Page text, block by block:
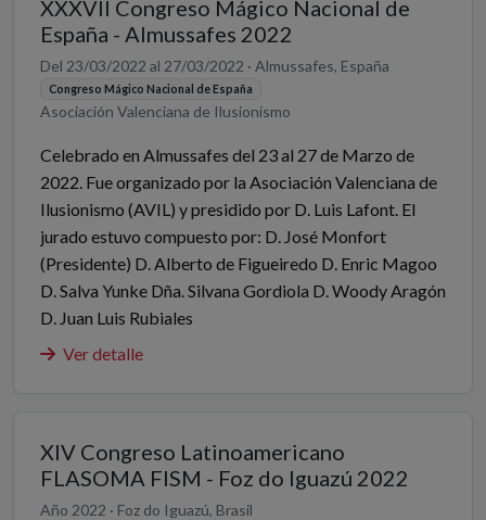
XXXVII Congreso Mágico Nacional de
España - Almussafes 2022
Del 23/03/2022 al 27/03/2022 · Almussafes, España
Congreso Mágico Nacional de España
Asociación Valenciana de Ilusionismo
Celebrado en Almussafes del 23 al 27 de Marzo de
2022. Fue organizado por la Asociación Valenciana de
Ilusionismo (AVIL) y presidido por D. Luis Lafont. El
jurado estuvo compuesto por: D. José Monfort
(Presidente) D. Alberto de Figueiredo D. Enric Magoo
D. Salva Yunke Dña. Silvana Gordiola D. Woody Aragón
D. Juan Luis Rubiales
Ver detalle
XIV Congreso Latinoamericano
FLASOMA FISM - Foz do Iguazú 2022
Año 2022 · Foz do Iguazú, Brasil